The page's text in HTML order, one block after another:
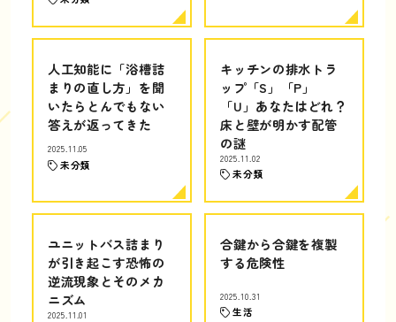
人工知能に「浴槽詰
まりの直し方」を聞
いたらとんでもない
答えが返ってきた
2025.11.05
未分類
キッチンの排水トラ
ップ「S」「P」
「U」あなたはどれ？
床と壁が明かす配管
の謎
2025.11.02
未分類
ユニットバス詰まり
が引き起こす恐怖の
逆流現象とそのメカ
ニズム
2025.11.01
合鍵から合鍵を複製
する危険性
2025.10.31
生活